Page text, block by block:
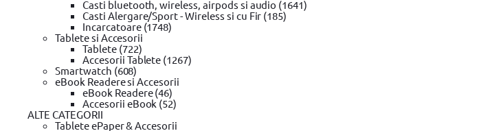
Casti bluetooth, wireless, airpods si audio (1641)
Casti Alergare/Sport - Wireless si cu Fir (185)
Incarcatoare (1748)
Tablete si Accesorii
Tablete (722)
Accesorii Tablete (1267)
Smartwatch (608)
eBook Readere si Accesorii
eBook Readere (46)
Accesorii eBook (52)
ALTE CATEGORII
Tablete ePaper & Accesorii
Solicita postare in SICAP
(TVA inclus)
Adaugă la wishlist
Ridica din locker / punct ridicare
Din Showroom-ul evomag:
Poate fi ridicat in 18 zile dupa ora 09:00